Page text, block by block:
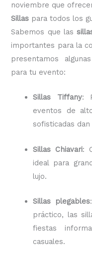
noviembre que
Sillas para todos los
Sabemos que las
importantes para la
presentamos
para tu evento:
Sillas Tiffany:
eventos de
sofisticadas
Sillas Chiavari:
ideal para
lujo.
Sillas plegables
práctico, las
fiestas
casuales.